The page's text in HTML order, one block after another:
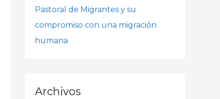
o
r
:
Pastoral de Migrantes y su
compromiso con una migración
humana
Archivos